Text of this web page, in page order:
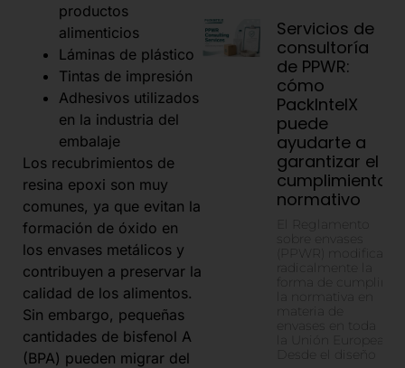
productos
alimenticios
Láminas de plástico
Tintas de impresión
Adhesivos utilizados
en la industria del
embalaje
Los recubrimientos de
resina epoxi son muy
comunes, ya que evitan la
formación de óxido en
los envases metálicos y
contribuyen a preservar la
calidad de los alimentos.
Sin embargo, pequeñas
cantidades de bisfenol A
(BPA) pueden migrar del
Servicios de
consultoría
de PPWR:
cómo
PackIntelX
puede
ayudarte a
garantizar el
cumplimiento
normativo
El Reglamento
sobre envases
(PPWR) modifica
radicalmente la
forma de cumplir
la normativa en
materia de
envases en toda
Desde el diseño